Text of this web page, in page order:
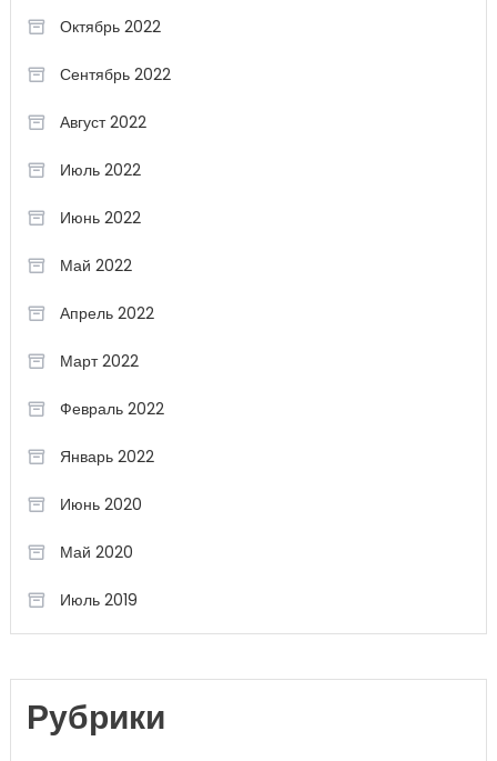
Октябрь 2022
Сентябрь 2022
Август 2022
Июль 2022
Июнь 2022
Май 2022
Апрель 2022
Март 2022
Февраль 2022
Январь 2022
Июнь 2020
Май 2020
Июль 2019
Рубрики